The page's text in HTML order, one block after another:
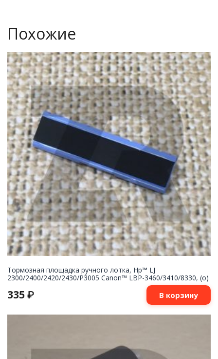
Похожие
Тормозная площадка ручного лотка, Hp™ LJ
2300/2400/2420/2430/P3005 Canon™ LBP-3460/3410/8330, (о)
335 ₽ В корзину